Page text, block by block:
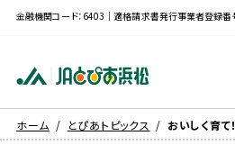
金融機関コード：6403｜適格請求書発行事業者登録
ホーム とぴあトピックス おいしく育て！